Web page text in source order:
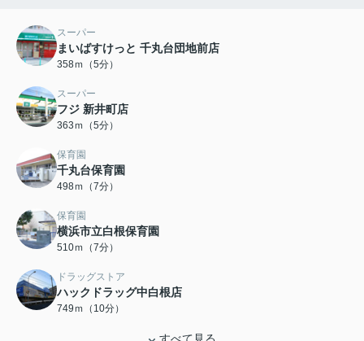
スーパー
まいばすけっと 千丸台団地前店
358ｍ（5分）
スーパー
フジ 新井町店
363ｍ（5分）
保育園
千丸台保育園
498ｍ（7分）
保育園
横浜市立白根保育園
510ｍ（7分）
ドラッグストア
ハックドラッグ中白根店
749ｍ（10分）